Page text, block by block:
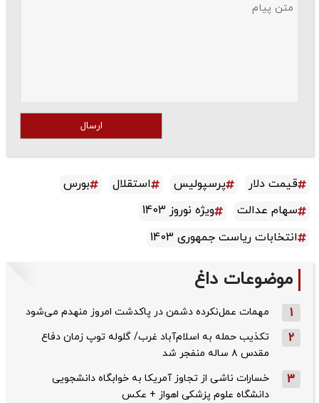
ارسال
قیمت دلار پرسپولیس استقلال
بورس
سهام عدالت
ویژه نوروز 1403
انتخابات ریاست جمهوری 1403
موضوعات داغ
1 مهمات عمل‌نکرده دشمن در پاکدشت امروز منهدم می‌شود
2
تکذیب حمله به اسلام‌آباد غرب/ گلوله توپ زمان دفاع
مقدس ۸ ساله منفجر شد
3
خسارات ناشی از تجاوز آمریکا به خوابگاه دانشجویی
دانشگاه علوم پزشکی اهواز + عکس